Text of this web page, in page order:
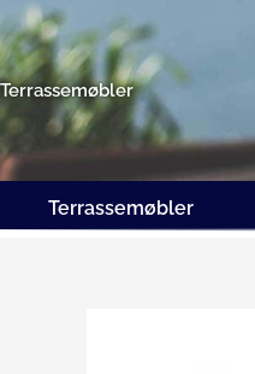
til
indholdet
Terrassemøbler
Terrassemøbler